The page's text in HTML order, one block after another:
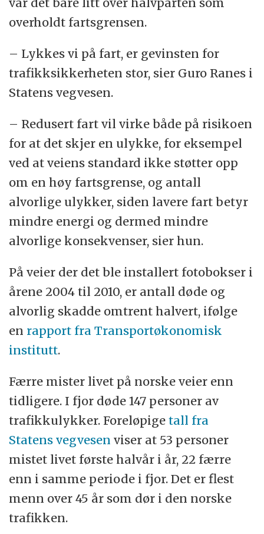
overholdt fartsgrensen.
– Lykkes vi på fart, er gevinsten for
trafikksikkerheten stor, sier Guro Ranes i
Statens vegvesen.
– Redusert fart vil virke både på risikoen
for at det skjer en ulykke, for eksempel
ved at veiens standard ikke støtter opp
om en høy fartsgrense, og antall
alvorlige ulykker, siden lavere fart betyr
mindre energi og dermed mindre
alvorlige konsekvenser, sier hun.
På veier der det ble installert fotobokser i
årene 2004 til 2010, er antall døde og
alvorlig skadde omtrent halvert, ifølge
en rapport fra Transportøkonomisk
institutt.
Færre mister livet på norske veier enn
tidligere. I fjor døde 147 personer av
trafikkulykker. Foreløpigetall fra
Statens vegvesen viser at 53 personer
mistet livet første halvår i år, 22 færre
enn i samme periode i fjor. Det er flest
menn over 45 år som dør i den norske
trafikken.